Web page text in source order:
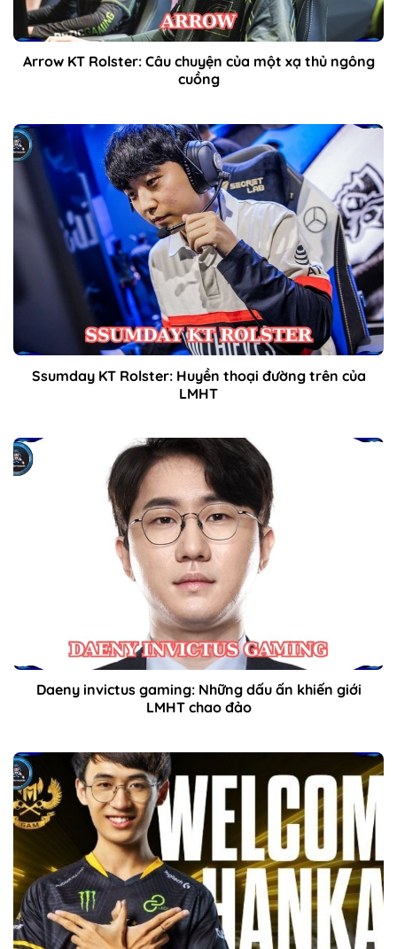
Arrow KT Rolster: Câu chuyện của một xạ thủ ngông
cuồng
Ssumday KT Rolster: Huyền thoại đường trên của
LMHT
Daeny invictus gaming: Những dấu ấn khiến giới
LMHT chao đảo